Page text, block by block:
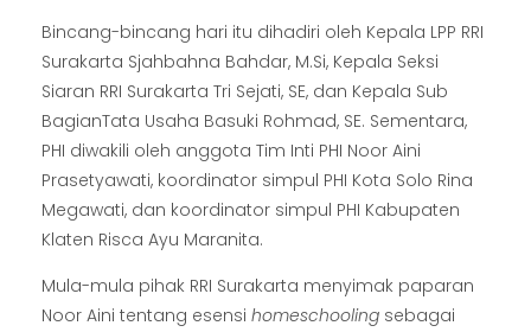
Bincang-bincang hari itu dihadiri oleh Kepala LPP RRI
Surakarta Sjahbahna Bahdar, M.Si, Kepala Seksi
Siaran RRI Surakarta Tri Sejati, SE, dan Kepala Sub
BagianTata Usaha Basuki Rohmad, SE. Sementara,
PHI diwakili oleh anggota Tim Inti PHI Noor Aini
Prasetyawati, koordinator simpul PHI Kota Solo Rina
Megawati, dan koordinator simpul PHI Kabupaten
Klaten Risca Ayu Maranita.
Mula-mula pihak RRI Surakarta menyimak paparan
Noor Aini tentang esensi homeschooling sebagai